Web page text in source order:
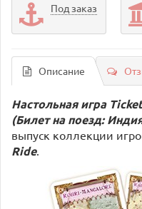
Под заказ
Описание
Настольная игра
(Билет на поезд:
выпуск коллекции
Ride.